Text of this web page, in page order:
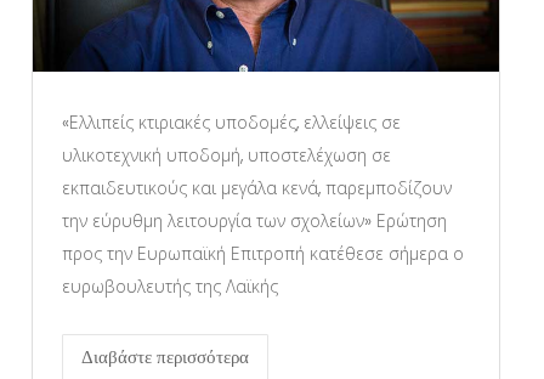
«Ελλιπείς κτιριακές υποδομές, ελλείψεις σε
υλικοτεχνική υποδομή, υποστελέχωση σε
εκπαιδευτικούς και μεγάλα κενά, παρεμποδίζουν
την εύρυθμη λειτουργία των σχολείων» Ερώτηση
προς την Ευρωπαϊκή Επιτροπή κατέθεσε σήμερα ο
ευρωβουλευτής της Λαϊκής
Διαβάστε περισσότερα